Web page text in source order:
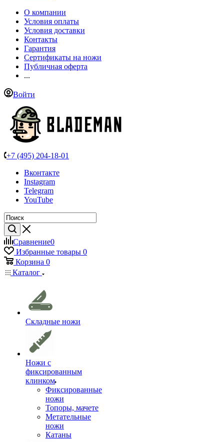
О компании
Условия оплаты
Условия доставки
Контакты
Гарантия
Сертификаты на ножи
Публичная оферта
...
Войти
+7 (495) 204-18-01
Вконтакте
Instagram
Telegram
YouTube
Сравнение0
Избранные товары 0
Корзина 0
Каталог
Складные ножи
Ножи с
фиксированным
клинком
Фиксированные
ножи
Топоры, мачете
Метательные
ножи
Катаны